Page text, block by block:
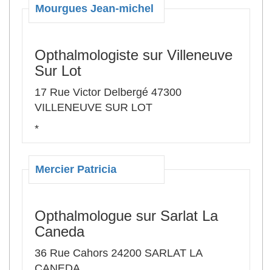
Mourgues Jean-michel
Opthalmologiste sur Villeneuve
Sur Lot
17 Rue Victor Delbergé 47300
VILLENEUVE SUR LOT
*
Mercier Patricia
Opthalmologue sur Sarlat La
Caneda
36 Rue Cahors 24200 SARLAT LA